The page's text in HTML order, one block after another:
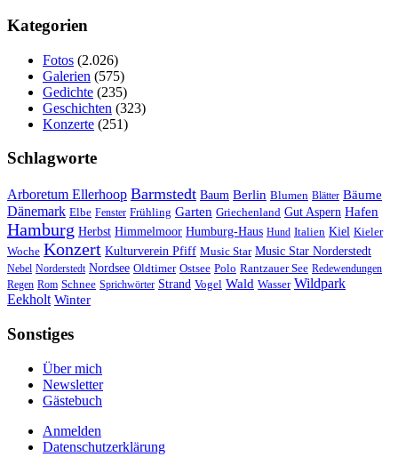
Kategorien
Fotos (2.026)
Galerien (575)
Gedichte (235)
Geschichten (323)
Konzerte (251)
Schlagworte
Arboretum Ellerhoop Barmstedt Baum Berlin Blumen Blätter Bäume
Dänemark Elbe Fenster Frühling Garten Griechenland Gut Aspern Hafen
Hamburg Herbst Himmelmoor Humburg-Haus Hund Italien Kiel Kieler
Woche Konzert Kulturverein Pfiff Music Star Music Star Norderstedt
Nebel Norderstedt Nordsee Oldtimer Ostsee Polo Rantzauer See Redewendungen
Regen Rom Schnee Sprichwörter Strand Vogel Wald Wasser Wildpark
Eekholt Winter
Sonstiges
Über mich
Newsletter
Gästebuch
Anmelden
Datenschutzerklärung